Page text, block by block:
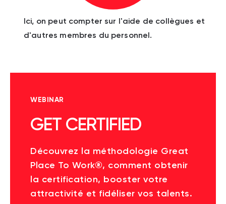
Ici, on peut compter sur l'aide de collègues et
d'autres membres du personnel.
WEBINAR
GET CERTIFIED
Découvrez la méthodologie Great
Place To Work®, comment obtenir
la certification, booster votre
attractivité et fidéliser vos talents.